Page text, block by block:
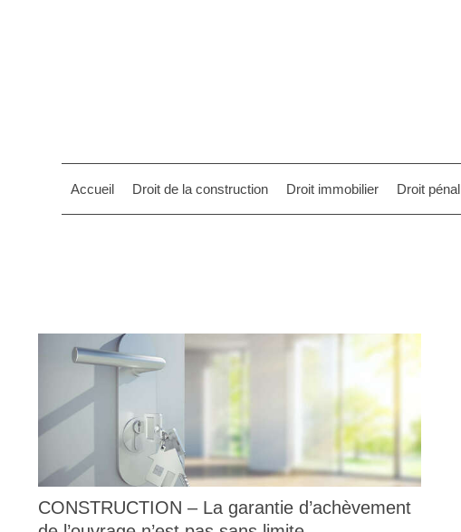
Accueil Droit de la construction Droit immobilier Droit pénal
CONSTRUCTION – La garantie d’achèvement